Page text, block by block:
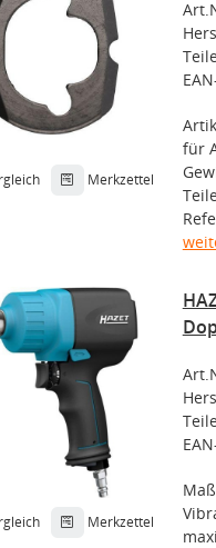
Merkzettel
für
Merkzettel